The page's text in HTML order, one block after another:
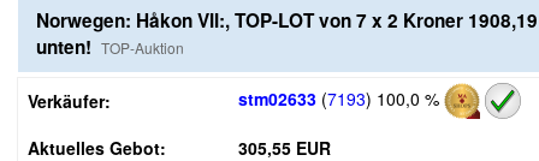
Norwegen: Håkon VII:, TOP-LOT von 7 x 2 Kroner
unten! TOP-Auktion
Verkäufer: stm02633 (7193) 100,0 %
Aktuelles Gebot:
305,55 EUR